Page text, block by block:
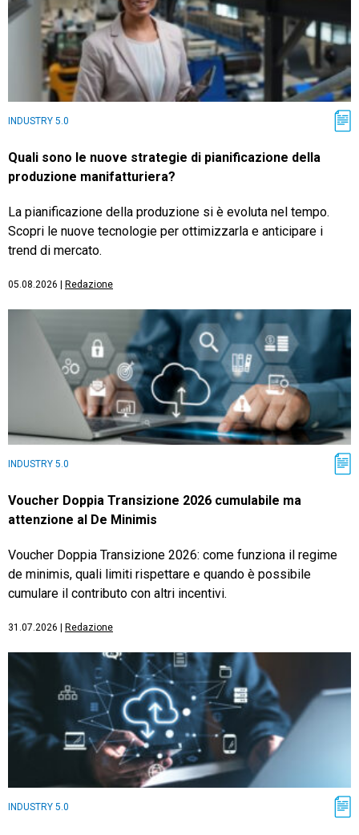
INDUSTRY 5.0
Quali sono le nuove strategie di pianificazione della
produzione manifatturiera?
La pianificazione della produzione si è evoluta nel tempo.
Scopri le nuove tecnologie per ottimizzarla e anticipare i
trend di mercato.
05.08.2026 Redazione
INDUSTRY 5.0
Voucher Doppia Transizione 2026 cumulabile ma
attenzione al De Minimis
Voucher Doppia Transizione 2026: come funziona il regime
de minimis, quali limiti rispettare e quando è possibile
cumulare il contributo con altri incentivi.
31.07.2026 Redazione
INDUSTRY 5.0